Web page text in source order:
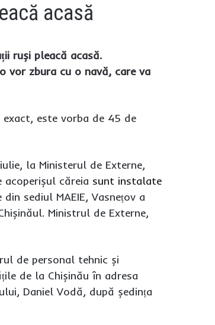
acasă
ruși pleacă acasă.
vor zbura cu o navă, care va
este vorba de 45 de
la Ministerul de Externe,
acoperișul căreia sunt instalate
din sediul MAEIE, Vasnețov a
Ministrul de Externe,
de personal tehnic și
de la Chișinău în adresa
Daniel Vodă, după ședința